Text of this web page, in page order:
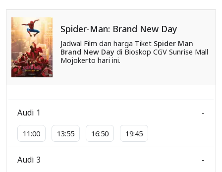
Spider-Man: Brand New Day
Jadwal Film dan harga Tiket Spider Man
Brand New Daydi Bioskop CGV Sunrise Mall
Mojokerto hari ini.
Audi 1
11:00 13:55 16:50 19:45
-
Audi 3 -